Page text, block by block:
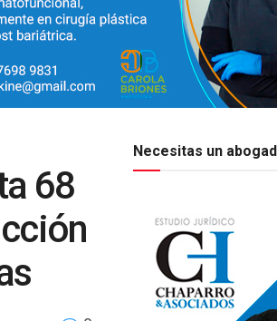
68
Necesitas un